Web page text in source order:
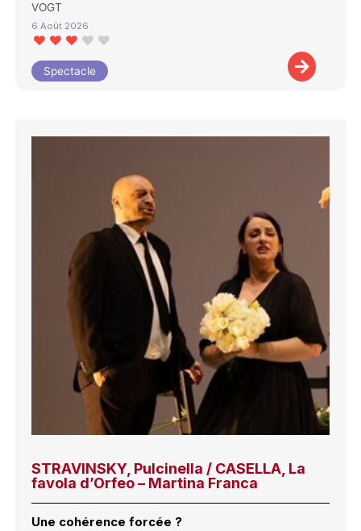
VOGT
6 Août 2026
Spectacle
STRAVINSKY, Pulcinella / CASELLA, La
favola d’Orfeo – Martina Franca
Une cohérence forcée ?